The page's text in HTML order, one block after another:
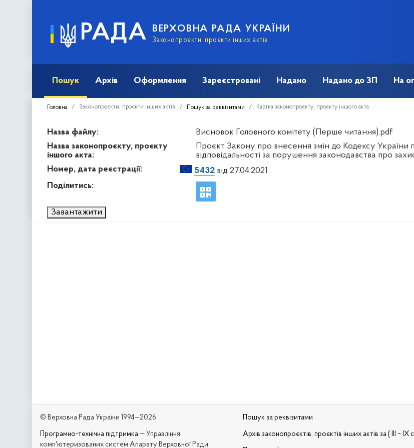
РАДА ВЕРХОВНА РАДА УКРАЇНИ
Законопроєкти, проєкти інших актів
Пошук Архів Оформлення Зареєстровані Надано Надано до ЗП На
Головна Законопроєкти, проєкти інших актів Пошук за реквізитами Картка законопроєкту, проєкту іншого акта
Назва файлу:
Висновок Головного комітету (Перше читання).pdf
Назва законопроєкту, проєкту
іншого акта:
Проєкт Закону про внесення змін до Кодексу України
відповідальності за порушення законодавства про
Номер, дата реєстрації:
5432 від 27.04.2021
Поділитись:
Завантажити
© Верховна Рада України 1994—2026
Програмно-технічна підтримка — Управління
комп'ютеризованих систем Апарату Верховної Ради
Пошук за реквізитами
Архів законопроєктів, проєктів інших актів за ( III – IX